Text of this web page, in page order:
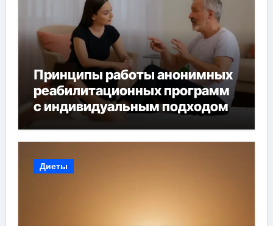
Принципы работы анонимных
реабилитационных программ
с индивидуальным подходом
Диеты